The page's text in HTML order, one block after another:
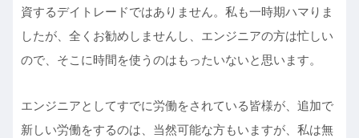
資するデイトレードではありません。私も一時期ハマりま
したが、全くお勧めしませんし、エンジニアの方は忙しい
ので、そこに時間を使うのはもったいないと思います。
エンジニアとしてすでに労働をされている皆様が、追加で
新しい労働をするのは、当然可能な方もいますが、私は無